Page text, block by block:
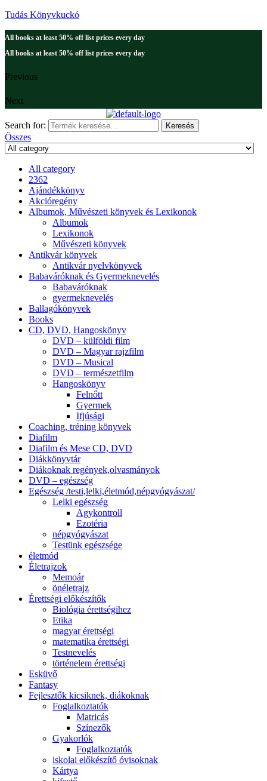
Tudás Könyvkuckó
All books at least 50% off list prices every day
All books at least 50% off list prices every day
Previous
Next
Search for: Keresés
Összes
All category
2362
Ajándékkönyv
Akcióregény
Albumok, Művészeti könyvek és Lexikonok
Albumok
Lexikonok
Művészeti könyvek
Antikvár könyvek
Antikvár nyelvkönyvek
Babaváróknak és Gyermeknevelés
Babaváróknak
gyermeknevelés
Ballagókönyvek
Books
CD, DVD, Hangoskönyv
DVD – külföldi film
DVD – Magyar rajzfilm
DVD – Musical
DVD – természetfilm
Hangoskönyv
Felnőtt
Gyermek
Ifjúsági
Coaching, tréning könyvek
Diafilm
Diafilm és Mese CD, DVD
Diákkönyvtár
Diákoknak regények,olvasmányok
DVD – egészség
Egészség /testi,lelki,életmód,népgyógyászat/
Lelki egészség
Agykontroll
Ezotéria
népgyógyászat
Testünk egészsége
életmód
Életrajzok
Memoár
önéletrajz
Érettségi előkészítők
Biológia érettségihez
Etika
magyar érettségi
matematika érettségi
Testnevelés
történelem érettségi
Esküvő
Fantasy
Fejlesztők kicsiknek, diákoknak
Foglalkoztatók
Matricás
Színezők
Gyakorlók
Foglalkoztatók
iskolai előkészítő óvisoknak
Kártya